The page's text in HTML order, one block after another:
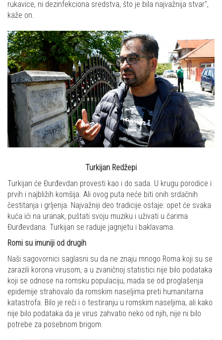
rukavice, ni dezinfekciona sredstva, što je bila najvažnija stvar",
kaže on.
Turkijan Redžepi
Turkijan će Đurđevdan provesti kao i do sada. U krugu porodice i
prvih i najbližih komšija. Ali ovog puta neće biti onih srdačnih
čestitanja i grljenja. Najvažniji deo tradicije ostaje: opet će svaka
kuća ići na uranak, puštati svoju muziku i uživati u čarima
Đurđevdana. Turkijan se raduje jagnjetu i baklavama.
Romi su imuniji od drugih
Naši sagovornici saglasni su da ne znaju mnogo Roma koji su se
zarazili korona virusom, a u zvaničnoj statistici nije bilo podataka
koji se odnose na romsku populaciju, mada se od proglašenja
epidemije strahovalo da romskim naseljima preti humanitarna
katastrofa. Bilo je reči i o testiranju u romskim naseljima, ali kako
nije bilo podataka da je virus zahvatio neko od njih, nije ni bilo
potrebe za posebnom brigom.